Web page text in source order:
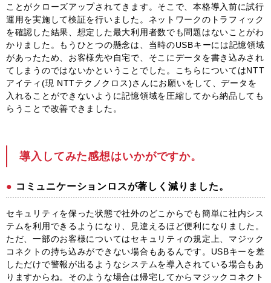
ことがクローズアップされてきます。そこで、本格導入前に試行
運用を実施して検証を行いました。ネットワークのトラフィック
を確認した結果、想定した最大利用者数でも問題はないことがわ
かりました。もうひとつの懸念は、当時のUSBキーには記憶領域
があったため、お客様先や自宅で、そこにデータを書き込みされ
てしまうのではないかということでした。こちらについてはNTT
アイティ(現 NTTテクノクロス)さんにお願いをして、データを
入れることができないように記憶領域を圧縮してから納品しても
らうことで改善できました。
導入してみた感想はいかがですか。
コミュニケーションロスが著しく減りました。
セキュリティを保った状態で社外のどこからでも簡単に社内シス
テムを利用できるようになり、見違えるほど便利になりました。
ただ、一部のお客様についてはセキュリティの規定上、マジック
コネクトの持ち込みができない場合もあるんです。USBキーを差
しただけで警報が出るようなシステムを導入されている場合もあ
りますからね。そのような場合は帰宅してからマジックコネクト